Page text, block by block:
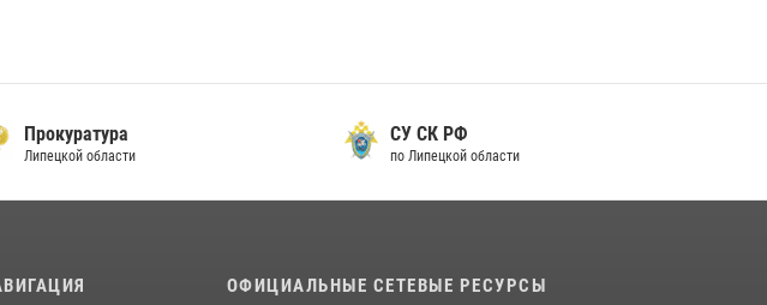
Прокуратура
Липецкой области
СУ СК РФ
по Липецкой области
ОФИЦИАЛЬНЫЕ СЕТЕВЫЕ РЕСУРСЫ